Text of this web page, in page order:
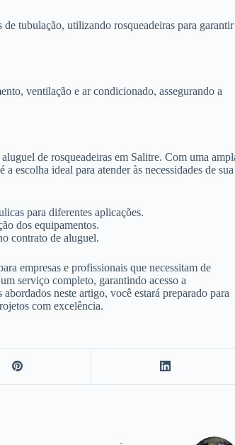
tubulação, utilizando rosqueadeiras para garantir
ventilação e ar condicionado, assegurando a
de rosqueadeiras em Salitre. Com uma
escolha ideal para atender às necessidades de sua
para diferentes aplicações.
dos equipamentos.
contrato de aluguel.
empresas e profissionais que necessitam de
serviço completo, garantindo acesso a
neste artigo, você estará preparado para
com excelência.